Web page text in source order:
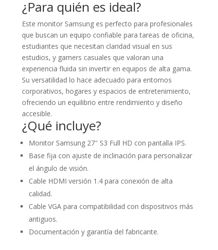
¿Para quién es ideal?
Este monitor Samsung es perfecto para profesionales
que buscan un equipo confiable para tareas de oficina,
estudiantes que necesitan claridad visual en sus
estudios, y gamers casuales que valoran una
experiencia fluida sin invertir en equipos de alta gama.
Su versatilidad lo hace adecuado para entornos
corporativos, hogares y espacios de entretenimiento,
ofreciendo un equilibrio entre rendimiento y diseño
accesible.
¿Qué incluye?
Monitor Samsung 27″ S3 Full HD con pantalla IPS.
Base fija con ajuste de inclinación para personalizar
el ángulo de visión.
Cable HDMI versión 1.4 para conexión de alta
calidad.
Cable VGA para compatibilidad con dispositivos más
antiguos.
Documentación y garantía del fabricante.